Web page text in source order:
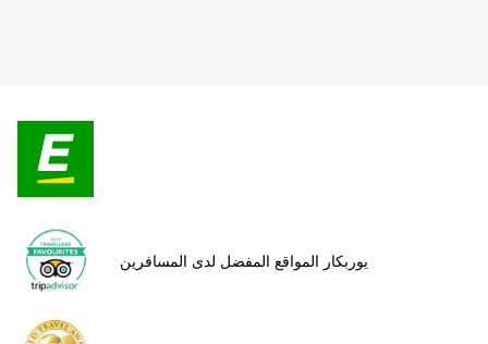
يوربكار المواقع المفضل لدى المسافرين